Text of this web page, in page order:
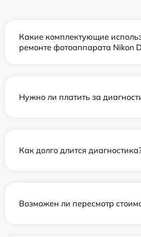
Какие комплектующие
ремонте фотоаппарата Nikon
Нужно ли платить за
Как долго длится
Возможен ли пересмотр